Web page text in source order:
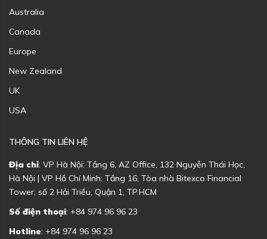
Australia
Canada
Europe
New Zealand
UK
USA
THÔNG TIN LIÊN HỆ
Địa chỉ: VP Hà Nội: Tầng 6, AZ Office, 132 Nguyễn Thái Học,
Hà Nội | VP Hồ Chí Minh: Tầng 16, Tòa nhà Bitexco Financial
Tower, số 2 Hải Triều, Quận 1, TP.HCM
Số điện thoại: +84 974 96 96 23
Hotline: +84 974 96 96 23